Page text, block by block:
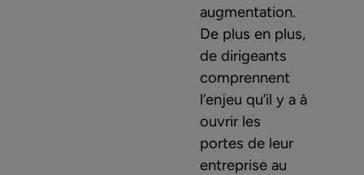
augmentation.
De plus en plus,
de dirigeants
comprennent
l’enjeu qu’il y a à
ouvrir les
portes de leur
entreprise au